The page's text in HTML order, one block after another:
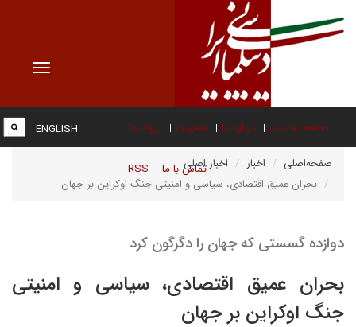
Toggle
صفحه نخست درباره ما عضویت پیوند ها
تماس با ما RSS
ENGLISH
صفحه‌اصلی اخبار
اخبار اصلی
بحران عمیق اقتصادی، سیاسی و امنیتی جنگ اوکراین بر جهان
دوازده گسستی که جهان را دگرگون کرد
بحران عمیق اقتصادی، سیاسی و امنیتی
جنگ اوکراین بر جهان